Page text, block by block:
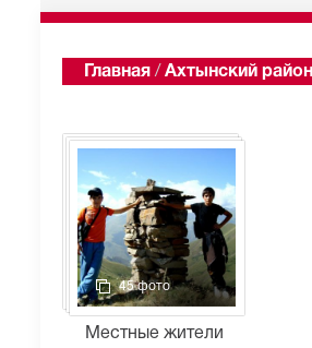
Главная / Ахтынский район
45 фото
Местные жители